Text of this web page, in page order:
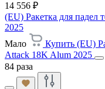
14 556 ₽
(EU) Ракетка для падел
2025
Мало
Купить (EU)
Attack 18K Alum 2025
84 раза